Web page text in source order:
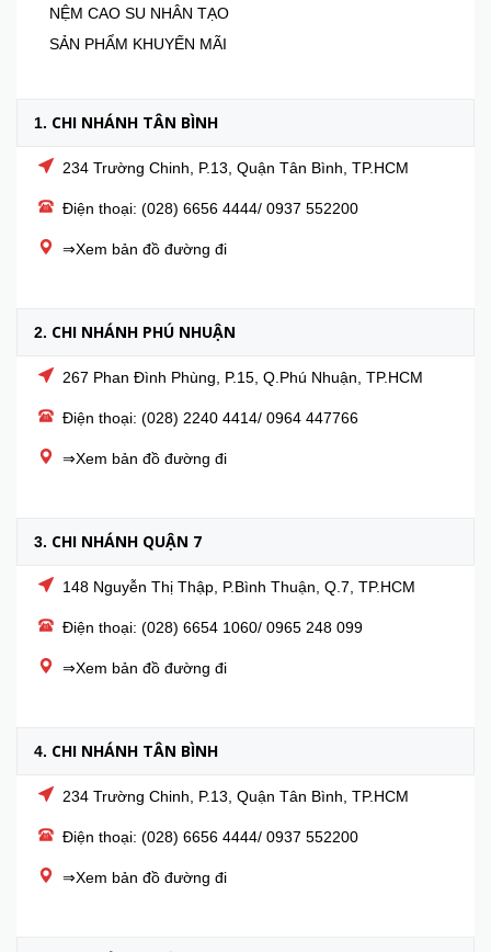
NỆM CAO SU NHÂN TẠO
SẢN PHẨM KHUYẾN MÃI
1. CHI NHÁNH TÂN BÌNH
234 Trường Chinh, P.13, Quận Tân Bình, TP.HCM
Điện thoại: (028) 6656 4444/ 0937 552200
⇒Xem bản đồ đường đi
2. CHI NHÁNH PHÚ NHUẬN
267 Phan Đình Phùng, P.15, Q.Phú Nhuận, TP.HCM
Điện thoại: (028) 2240 4414/ 0964 447766
⇒Xem bản đồ đường đi
3. CHI NHÁNH QUẬN 7
148 Nguyễn Thị Thập, P.Bình Thuận, Q.7, TP.HCM
Điện thoại: (028) 6654 1060/ 0965 248 099
⇒Xem bản đồ đường đi
4. CHI NHÁNH TÂN BÌNH
234 Trường Chinh, P.13, Quận Tân Bình, TP.HCM
Điện thoại: (028) 6656 4444/ 0937 552200
⇒Xem bản đồ đường đi